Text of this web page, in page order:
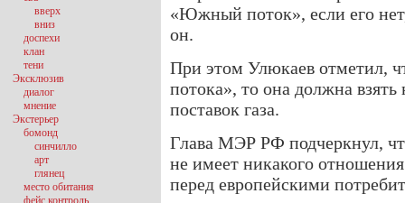
«Южный поток», если его
он.
При этом Улюкаев отметил,
потока», то она должна
поставок газа.
Глава МЭР РФ подчеркнул,
не имеет никакого
перед европейскими
вверх
вниз
доспехи
клан
тени
Эксклюзив
диалог
мнение
Экстерьер
бомонд
синчилло
арт
глянец
место обитания
фейс контроль